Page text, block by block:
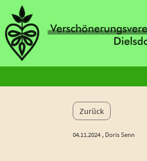
Zurück
04.11.2024 , Doris Senn